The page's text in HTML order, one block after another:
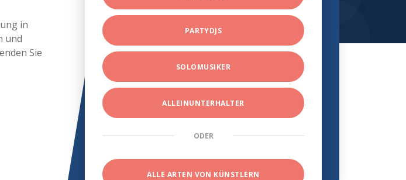
in
und
Sie
PARTYDJS
SOLOMUSIKER
ALLEINUNTERHALTER
ODER
ALLE ARTEN VON KÜNSTLERN